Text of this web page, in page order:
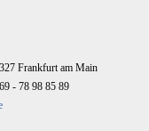
Frankfurt am Main
- 78 98 85 89